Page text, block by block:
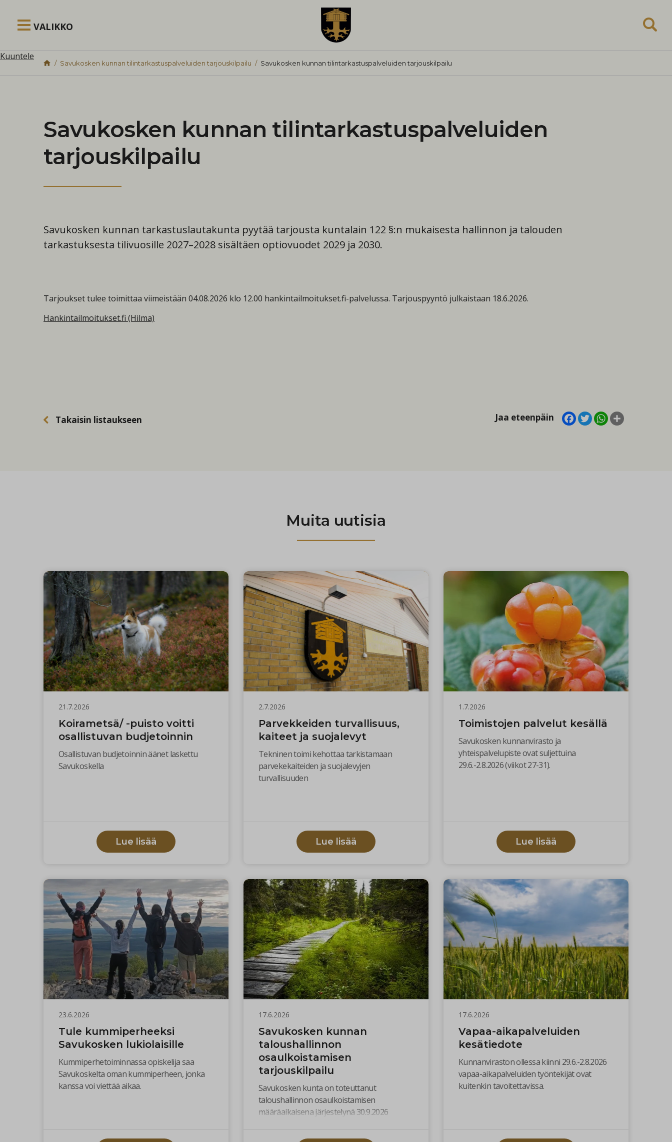
VALIKKO
Kuuntele
Savukosken kunnan tilintarkastuspalveluiden tarjouskilpailu Savukosken kunnan tilintarkastuspalveluiden tarjouskilpailu
Savukosken kunnan tilintarkastuspalveluiden
tarjouskilpailu
Savukosken kunnan tarkastuslautakunta pyytää tarjousta kuntalain 122 §:n mukaisesta hallinnon ja talouden
tarkastuksesta tilivuosille 2027–2028 sisältäen optiovuodet 2029 ja 2030.
Tarjoukset tulee toimittaa viimeistään 04.08.2026 klo 12.00 hankintailmoitukset.fi-palvelussa. Tarjouspyyntö julkaistaan 18.6.2026.
Hankintailmoitukset.fi (Hilma)
Takaisin listaukseen Jaa eteenpäin Facebook
TwitterWhatsApp
Muita uutisia
21.7.2026
Koirametsä/ -puisto voitti
osallistuvan budjetoinnin
Osallistuvan budjetoinnin äänet laskettu
Savukoskella
Lue lisää
2.7.2026
Parvekkeiden turvallisuus,
kaiteet ja suojalevyt
Tekninen toimi kehottaa tarkistamaan
parvekekaiteiden ja suojalevyjen
turvallisuuden
Lue lisää
1.7.2026
Toimistojen palvelut kesällä
Savukosken kunnanvirasto ja
yhteispalvelupiste ovat suljettuina
29.6.-2.8.2026 (viikot 27-31).
Lue lisää
23.6.2026
Tule kummiperheeksi
Savukosken lukiolaisille
Kummiperhetoiminnassa opiskelija saa
Savukoskelta oman kummiperheen, jonka
kanssa voi viettää aikaa.
17.6.2026
Savukosken kunnan
taloushallinnon
osaulkoistamisen
tarjouskilpailu
Savukosken kunta on toteuttanut
taloushallinnon osaulkoistamisen
määräaikaisena järjestelynä 30.9.2026
taloushallinto ja kirjanpito on saatu
17.6.2026
Vapaa-aikapalveluiden
kesätiedote
Kunnanviraston ollessa kiinni 29.6.-2.8.2026
vapaa-aikapalveluiden työntekijät ovat
kuitenkin tavoitettavissa.